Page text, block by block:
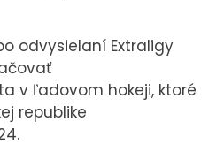
odvysielaní Extraligy
v ľadovom hokeji, ktoré
republike